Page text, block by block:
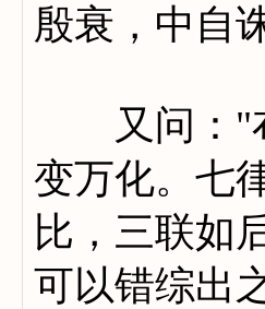
殷衰，中自
又问："布
变万化。七
比，三联如
可以错综出